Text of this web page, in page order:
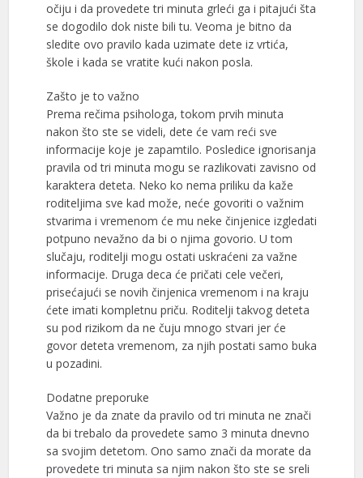
očiju i da provedete tri minuta grleći ga i pitajući šta
se dogodilo dok niste bili tu. Veoma je bitno da
sledite ovo pravilo kada uzimate dete iz vrtića,
škole i kada se vratite kući nakon posla.
Zašto je to važno
Prema rečima psihologa, tokom prvih minuta
nakon što ste se videli, dete će vam reći sve
informacije koje je zapamtilo. Posledice ignorisanja
pravila od tri minuta mogu se razlikovati zavisno od
karaktera deteta. Neko ko nema priliku da kaže
roditeljima sve kad može, neće govoriti o važnim
stvarima i vremenom će mu neke činjenice izgledati
potpuno nevažno da bi o njima govorio. U tom
slučaju, roditelji mogu ostati uskraćeni za važne
informacije. Druga deca će pričati cele večeri,
prisećajući se novih činjenica vremenom i na kraju
ćete imati kompletnu priču. Roditelji takvog deteta
su pod rizikom da ne čuju mnogo stvari jer će
govor deteta vremenom, za njih postati samo buka
u pozadini.
Dodatne preporuke
Važno je da znate da pravilo od tri minuta ne znači
da bi trebalo da provedete samo 3 minuta dnevno
sa svojim detetom. Ono samo znači da morate da
provedete tri minuta sa njim nakon što ste se sreli